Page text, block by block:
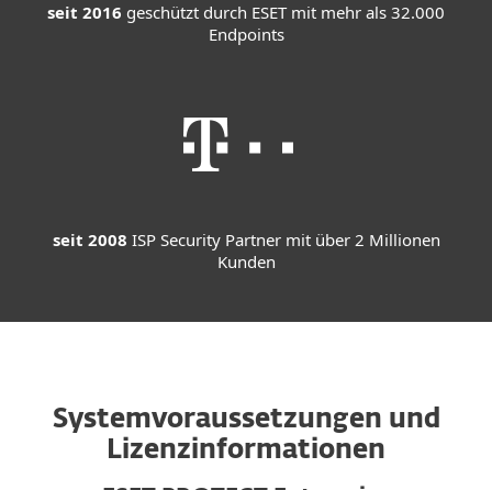
seit 2016 geschützt durch ESET mit mehr als 32.000
Endpoints
seit 2008 ISP Security Partner mit über 2 Millionen
Kunden
Systemvoraussetzungen und
Lizenzinformationen